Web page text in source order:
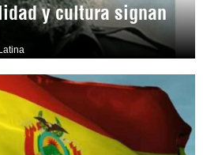
y cultura signan